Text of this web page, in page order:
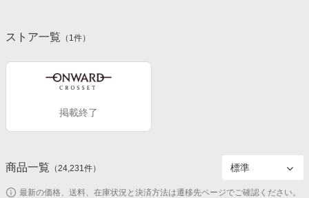
カテゴリー一覧
百貨店・総合ECモール
ファッション・インナー・小物
食品・スイーツ・お酒
日用品・キッチン用品
初回購入者限定特典
新着ストアのご紹介
電子書籍特集
友達紹介
楽天IDでログイン/会員登録
ストア一覧 （ 1件）
掲載終了
商品一覧 （24,231件）
最新の価格、送料、在庫状況と決済方法は遷移先ページでご確認ください。